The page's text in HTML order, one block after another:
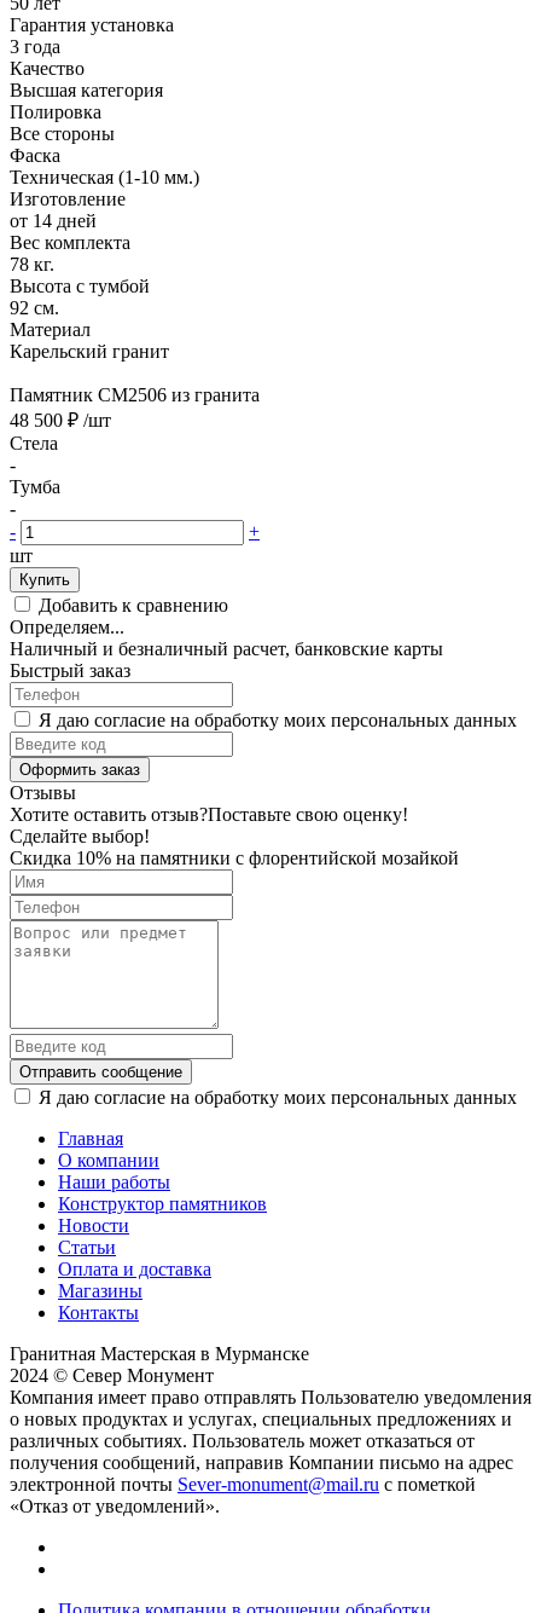
Гарантия установка
3 года
Качество
Высшая категория
Полировка
Все стороны
Фаска
Техническая (1-10 мм.)
Изготовление
от 14 дней
Вес комплекта
78 кг.
Высота с тумбой
92 см.
Материал
Карельский гранит
Памятник CM2506 из гранита
48 500 ₽ /шт
Стела
-
Тумба
-
-
+
шт
Купить
Добавить к сравнению
Определяем...
Наличный и безналичный расчет, банковские карты
Быстрый заказ
Я даю согласие на обработку моих персональных данных
Оформить заказ
Отзывы
Хотите оставить отзыв?Поставьте свою оценку!
Сделайте выбор!
Скидка 10% на памятники с флорентийской мозайкой
Отправить сообщение
Я даю согласие на обработку моих персональных данных
Главная
О компании
Наши работы
Конструктор памятников
Новости
Статьи
Оплата и доставка
Магазины
Контакты
Гранитная Мастерская в Мурманске
2024 © Север Монумент
Компания имеет право отправлять Пользователю уведомления
о новых продуктах и услугах, специальных предложениях и
различных событиях. Пользователь может отказаться от
получения сообщений, направив Компании письмо на адрес
электронной почты Sever-monument@mail.ru с пометкой
«Отказ от уведомлений».